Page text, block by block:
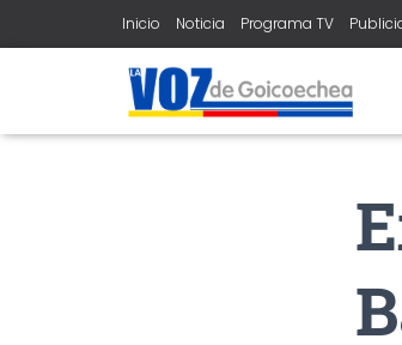
Inicio Noticia Programa TV